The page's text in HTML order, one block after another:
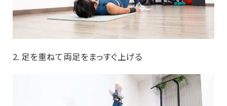
2. 足を重ねて両足をまっすぐ上げる